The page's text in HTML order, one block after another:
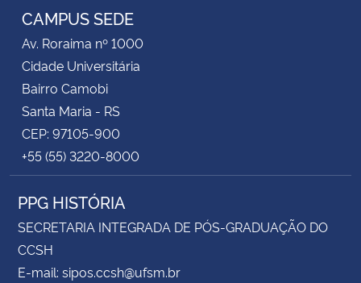
CAMPUS SEDE
Av. Roraima nº 1000
Cidade Universitária
Bairro Camobi
Santa Maria - RS
CEP: 97105-900
+55 (55) 3220-8000
PPG HISTÓRIA
SECRETARIA INTEGRADA DE PÓS-GRADUAÇÃO DO
CCSH
E-mail: sipos.ccsh@ufsm.br